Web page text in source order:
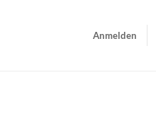
Anmelden